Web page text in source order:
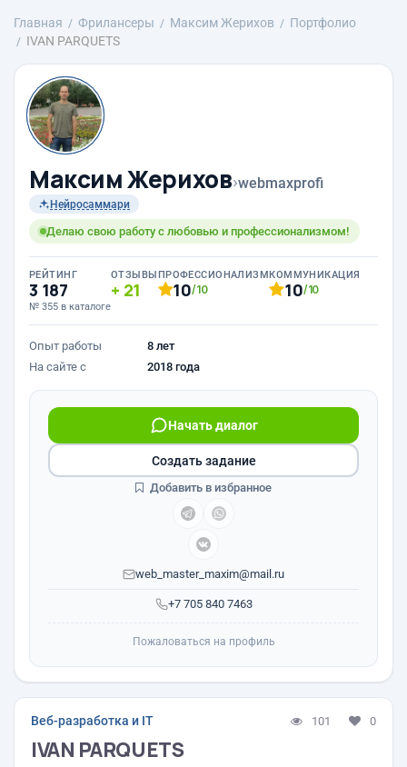
Главная Фрилансеры Максим Жерихов
Портфолио
IVAN PARQUETS
Максим Жерихов›webmaxprofi
Нейросаммари
Делаю свою работу с любовью и профессионализмом!
РЕЙТИНГ
3 187
№ 355 в каталоге
ОТЗЫВЫ
21
ПРОФЕССИОНАЛИЗМ
10/10
КОММУНИКАЦИЯ
10/10
Опыт работы
8 лет
На сайте с
2018 года
+7 705 840 7463
Начать диалог
web_master_maxim@mail.ru
Создать задание
Добавить в избранное
Пожаловаться на профиль
Веб-разработка и IT 101 0
IVAN PARQUETS